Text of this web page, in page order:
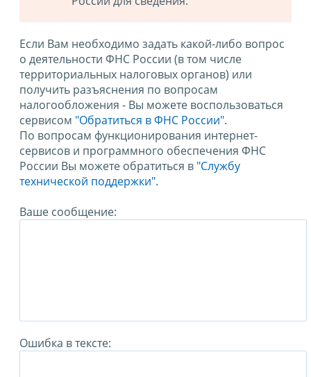
Если Вам необходимо задать какой-либо вопрос
о деятельности ФНС России (в том числе
территориальных налоговых органов) или
получить разъяснения по вопросам
налогообложения - Вы можете воспользоваться
сервисом "Обратиться в ФНС России".
По вопросам функционирования интернет-
сервисов и программного обеспечения ФНС
России Вы можете обратиться в "Службу
технической поддержки".
Ваше сообщение:
Ошибка в тексте: